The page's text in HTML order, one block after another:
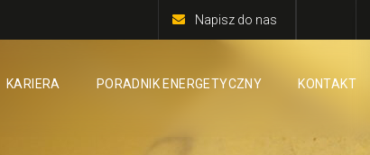
Napisz do nas
KARIERA PORADNIK ENERGETYCZNY KONTAKT